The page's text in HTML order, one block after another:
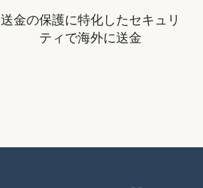
送金の保護に特化したセキュリ
ティで海外に送金